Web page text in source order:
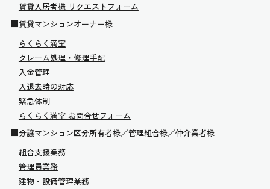
賃貸入居者様 リクエストフォーム
■賃貸マンションオーナー様
らくらく満室
クレーム処理・修理手配
入金管理
入退去時の対応
緊急体制
らくらく満室 お問合せフォーム
■分譲マンション区分所有者様／管理組合様／仲介業者様
組合支援業務
管理員業務
建物・設備管理業務